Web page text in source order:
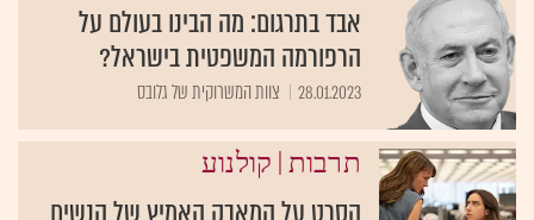
אבד בתרגום: מה הבינו בעולם על
הרפורמה המשפטית בישראל?
28.01.2023 צוות המשרוקית של גלובס
תרבות | קולנוע